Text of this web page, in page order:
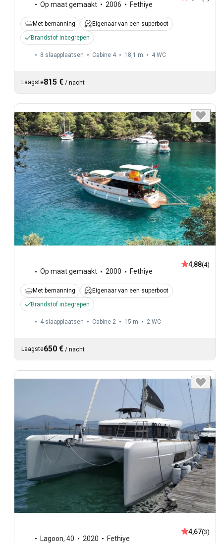
Op maat gemaakt 2006 Fethiye
Met bemanning
Eigenaar van een superboot
Brandstof inbegrepen
8 slaapplaatsen Cabine 4 18,1 m 4 WC
Laagste815 € / nacht
Op maat gemaakt 2000 Fethiye
4,88(4)
Met bemanning
Eigenaar van een superboot
Brandstof inbegrepen
4 slaapplaatsen Cabine 2 15 m 2 WC
Laagste650 € / nacht
Lagoon, 40 2020 Fethiye
4,67(3)